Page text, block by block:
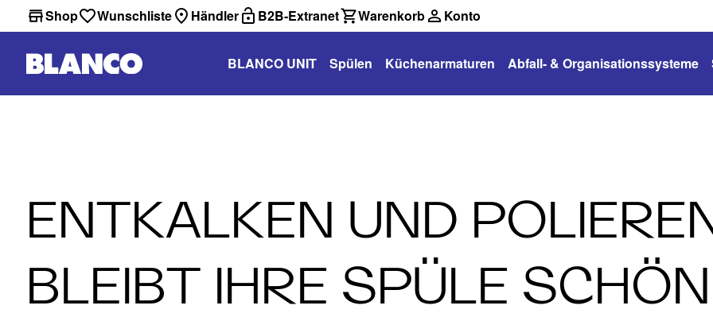
Shop Wunschliste Händler B2B-Extranet Warenkorb Konto
BLANCO UNIT Spülen Küchenarmaturen Abfall- & Organisationssysteme
ENTKALKEN UND
BLEIBT IHRE SPÜLE SCHÖN